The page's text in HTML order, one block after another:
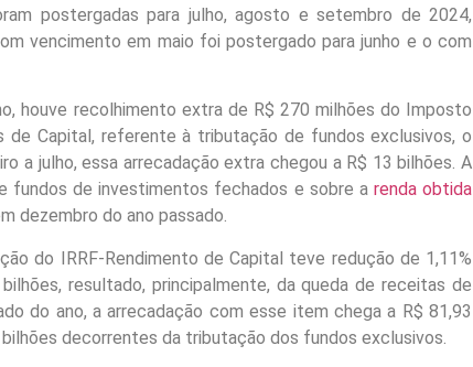
postergadas para julho, agosto e setembro de 2024,
vencimento em maio foi postergado para junho e o com
houve recolhimento extra de R$ 270 milhões do Imposto
de Capital, referente à tributação de fundos exclusivos, o
a julho, essa arrecadação extra chegou a R$ 13 bilhões. A
fundos de investimentos fechados e sobre a renda obtida
dezembro do ano passado.
do IRRF-Rendimento de Capital teve redução de 1,11%
resultado, principalmente, da queda de receitas de
do ano, a arrecadação com esse item chega a R$ 81,93
decorrentes da tributação dos fundos exclusivos.